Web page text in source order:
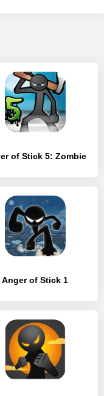
of Stick 5: Zombie
Anger of Stick 1